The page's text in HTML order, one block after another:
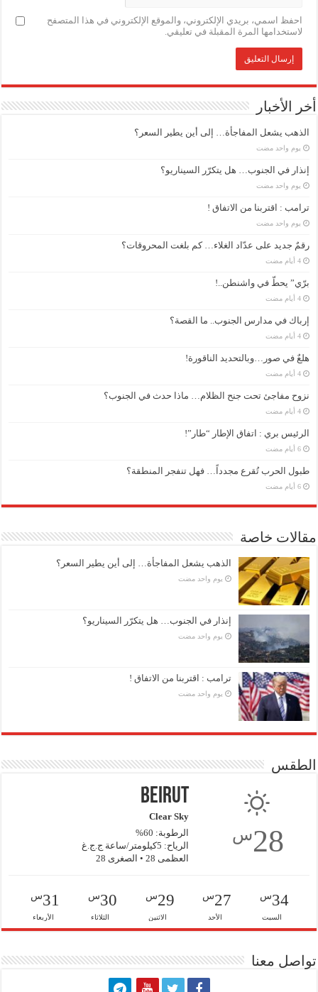
احفظ اسمي، بريدي الإلكتروني، والموقع الإلكتروني في هذا المتصفح
لاستخدامها المرة المقبلة في تعليقي.
أخر الأخبار
الذهب يشعل المفاجأة… إلى أين يطير السعر؟
‏يوم واحد مضت
إنذار في الجنوب… هل يتكرّر السيناريو؟
‏يوم واحد مضت
ترامب : اقتربنا من الاتفاق !
‏يوم واحد مضت
رقمٌ جديد على عدّاد الغلاء… كم بلغت المحروقات؟
‏4 أيام مضت
برّي” يحطّ في واشنطن..!
‏4 أيام مضت
إرباك في مدارس الجنوب.. ما القصة؟
‏4 أيام مضت
هلعٌ في صور…وبالتحديد الناقورة!
‏4 أيام مضت
نزوح مفاجئ تحت جنح الظلام… ماذا حدث في الجنوب؟
‏4 أيام مضت
الرئيس بري : اتفاق الإطار “طار”!
‏6 أيام مضت
طبول الحرب تُقرع مجدداً… فهل تنفجر المنطقة؟
‏6 أيام مضت
مقالات خاصة
الذهب يشعل المفاجأة… إلى أين يطير السعر؟
‏يوم واحد مضت
إنذار في الجنوب… هل يتكرّر السيناريو؟
‏يوم واحد مضت
ترامب : اقتربنا من الاتفاق !
‏يوم واحد مضت
الطقس
28س
Beirut
Clear Sky
الرطوبة: 60%
الرياح: 5كيلومتر/ساعة ج.ج.غ
العظمى 28 • الصغرى 28
34س
السبت
27س
الأحد
29س
الاثنين
30س
الثلاثاء
31س
الأربعاء
تواصل معنا